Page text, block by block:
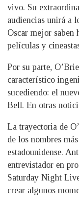
vivo. Su
audiencias unirá a
Oscar mejor saben
películas y
Por su parte,
característico
sucediendo: el
Bell. En otras
La trayectoria de
de los nombres
estadounidense.
entrevistador en
Saturday Night
crear algunos